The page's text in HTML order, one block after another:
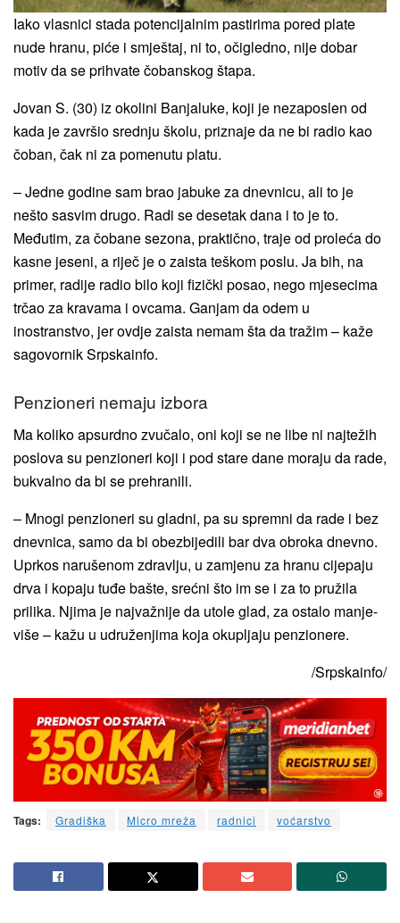
Iako vlasnici stada potencijalnim pastirima pored plate
nude hranu, piće i smještaj, ni to, očigledno, nije dobar
motiv da se prihvate čobanskog štapa.
Jovan S. (30) iz okolini Banjaluke, koji je nezaposlen od
kada je završio srednju školu, priznaje da ne bi radio kao
čoban, čak ni za pomenutu platu.
– Jedne godine sam brao jabuke za dnevnicu, ali to je
nešto sasvim drugo. Radi se desetak dana i to je to.
Međutim, za čobane sezona, praktično, traje od proleća do
kasne jeseni, a riječ je o zaista teškom poslu. Ja bih, na
primer, radije radio bilo koji fizički posao, nego mjesecima
trčao za kravama i ovcama. Ganjam da odem u
inostranstvo, jer ovdje zaista nemam šta da tražim – kaže
sagovornik Srpskainfo.
Penzioneri nemaju izbora
Ma koliko apsurdno zvučalo, oni koji se ne libe ni najtežih
poslova su penzioneri koji i pod stare dane moraju da rade,
bukvalno da bi se prehranili.
– Mnogi penzioneri su gladni, pa su spremni da rade i bez
dnevnica, samo da bi obezbijedili bar dva obroka dnevno.
Uprkos narušenom zdravlju, u zamjenu za hranu cijepaju
drva i kopaju tuđe bašte, srećni što im se i za to pružila
prilika. Njima je najvažnije da utole glad, za ostalo manje-
više – kažu u udruženjima koja okupljaju penzionere.
/Srpskainfo/
Tags: Gradiška Micro mreža radnici voćarstvo